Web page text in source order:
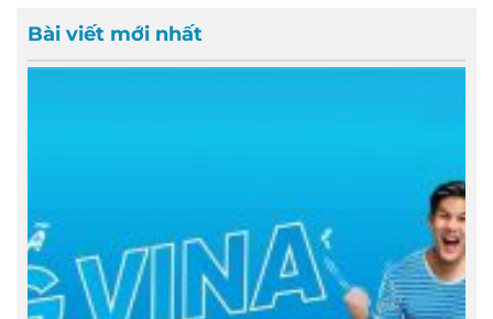
Bài viết mới nhất